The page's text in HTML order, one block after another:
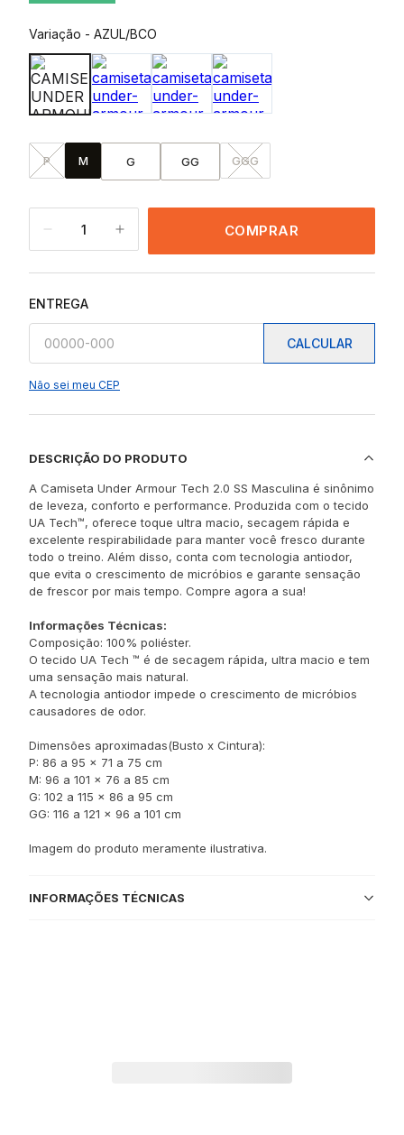
Variação - AZUL/BCO
P M G GG GGG
1 COMPRAR
ENTREGA
CALCULAR
Não sei meu CEP
DESCRIÇÃO DO PRODUTO
A Camiseta Under Armour Tech 2.0 SS Masculina é sinônimo
de leveza, conforto e performance. Produzida com o tecido
UA Tech™, oferece toque ultra macio, secagem rápida e
excelente respirabilidade para manter você fresco durante
todo o treino. Além disso, conta com tecnologia antiodor,
que evita o crescimento de micróbios e garante sensação
de frescor por mais tempo. Compre agora a sua!
Informações Técnicas:
Composição: 100% poliéster.
O tecido UA Tech ™ é de secagem rápida, ultra macio e tem
uma sensação mais natural.
A tecnologia antiodor impede o crescimento de micróbios
causadores de odor.
Dimensões aproximadas(Busto x Cintura):
P: 86 a 95 x 71 a 75 cm
M: 96 a 101 x 76 a 85 cm
G: 102 a 115 x 86 a 95 cm
GG: 116 a 121 x 96 a 101 cm
Imagem do produto meramente ilustrativa.
INFORMAÇÕES TÉCNICAS